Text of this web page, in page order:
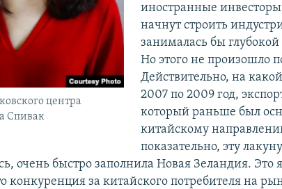
центра
Спивак
иностранные
начнут строить
занималась бы
Но этого не произошло
Действительно, на
2007 по 2009 год,
который раньше был
китайскому
показательно, эту
очень быстро заполнила Новая Зеландия. Это
конкуренция за китайского потребителя на